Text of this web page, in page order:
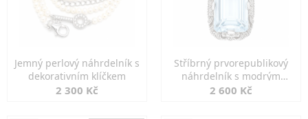
Jemný perlový náhrdelník s
dekorativním klíčkem
2 300 Kč
Stříbrný prvorepublikový
náhrdelník s modrým
spinelem
2 600 Kč